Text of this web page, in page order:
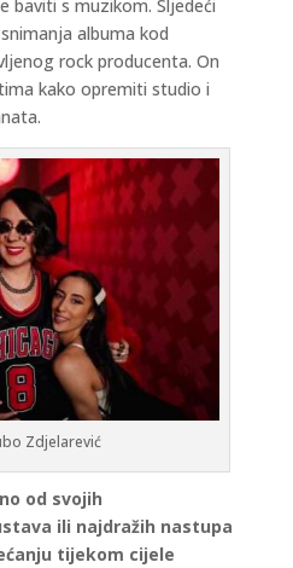
baviti s muzikom. Sljedeći
albuma kod
rock producenta. On
kako opremiti studio i
Zdjelarević
od svojih
ili najdražih nastupa
tijekom cijele